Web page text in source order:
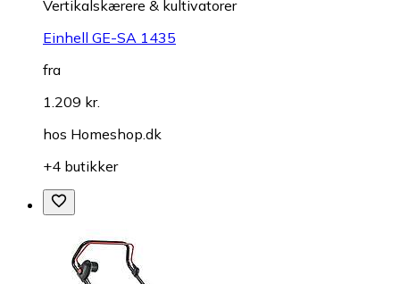
Vertikalskærere & kultivatorer
Einhell GE-SA 1435
fra
1.209 kr.
hos Homeshop.dk
+4 butikker